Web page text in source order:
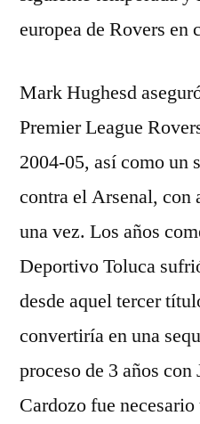
europea de Rovers en
Mark Hughesd
Premier League
2004-05, así como un
contra el Arsenal, con
una vez. Los años
Deportivo Toluca
desde aquel tercer
convertiría en una
proceso de 3 años con
Cardozo fue